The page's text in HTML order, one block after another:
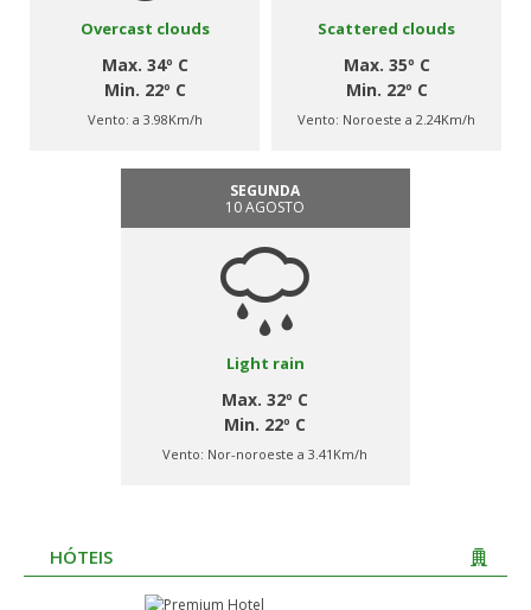
Overcast clouds
Max. 34º C
Min. 22º C
Vento: a 3.98Km/h
Scattered clouds
Max. 35º C
Min. 22º C
Vento: Noroeste a 2.24Km/h
SEGUNDA
10 AGOSTO
Light rain
Max. 32º C
Min. 22º C
Vento: Nor-noroeste a 3.41Km/h
HÓTEIS